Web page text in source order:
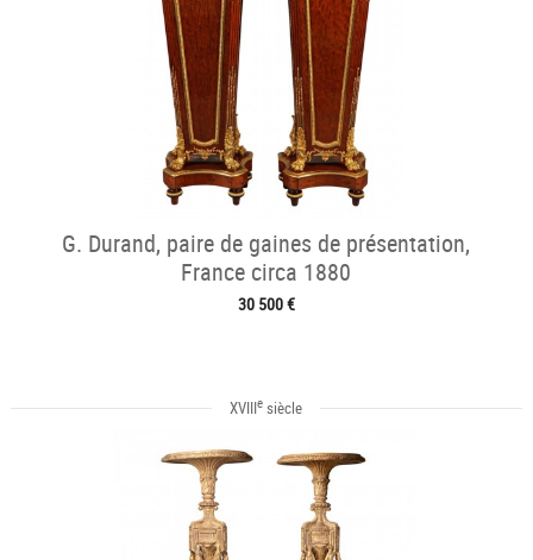
G. Durand, paire de gaines de présentation,
France circa 1880
30 500 €
XVIIIe siècle